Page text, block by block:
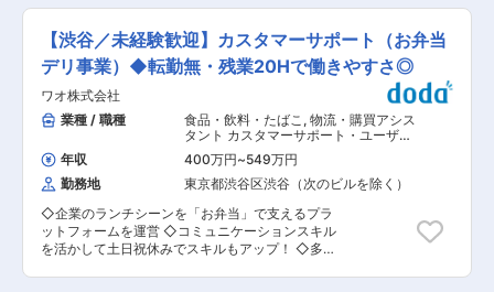
クスグループ・上場子会社で、健康食品25部門で
メーカーシェアNo.1を誇ります。通信販売主体の
化粧品メーカーとして売上900億円を超えるトッ
プクラスの企業です。商品は開発から製作、受
注、発送、アフターフォロー、宣伝活動に至るま
でを自社で担うことで品質の安全性の担保や低価
格でのサービス提供を実現しており、通信販売会
員数は1,623万人を突破（2025年1月現在）して
おります。 変更の範囲：会社の定める業務
応、注文の変更対応、顧客対応をお任せします。
電話だけではなく、メールの問合せ対応も行いま
す。 ■業務内容： 営業部の下の本社CS課、札幌
支店の2拠点で対応しています。 【人員構成】 ◇
本社CS課：SV2名、社員4名、アルバイト20名、
派遣社員29名 ◇札幌支店：社員4名、アルバイト
7名、派遣社員18名 ※SVの主な役割は、クレーム
対応の最終責任者、パート・派遣社員からの問合
せ対応、シフト管理です。 ※社員は、他部署との
連携を取ることが大きな役割で、他業務と兼任し
ています。 【詳細】 ◇シフト分けをして6〜10名
で対応。1本あたりの受電時間は5〜8分。 ◇問合
せ内容：データ不備、注文内容の変更、データ変
更、クレーム ■今後について： 電話における対
応については、FAQやAIチャットなどを活用し、
極力、人手をかけずに対応していく方針です。た
【渋谷／未経験歓迎】カスタマーサポート（お弁当
デリ事業）◆転勤無・残業20Hで働きやすさ◎
ワオ株式会社
業種 / 職種
食品・飲料・たばこ , 物流・購買アシス
タント カスタマーサポート・ユーザー
サポート・オペレータ
年収 400万円~549万円
勤務地
東京都渋谷区渋谷（次のビルを除く）
◇企業のランチシーンを「お弁当」で支えるプラ
ットフォームを運営 ◇コミュニケーションスキル
を活かして土日祝休みでスキルもアップ！ ◇多様